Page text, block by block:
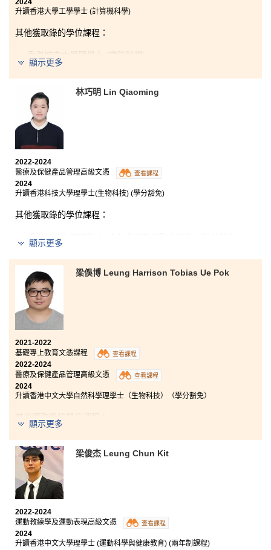
學。我很期待可以將在書院所學到的知識和技能運用出
2024
升讀香港大學工學學士 (計算機科學)
其他獲取錄的學位課程：
香港城市大學理學士 (電腦科學)
僅用言語無法完全表達我對書院和過去兩年教導我的講
師的感激之情。感謝你們為我提供了豐富愉快的學習體
驗，不僅在學業上幫助我，也讓我找到了未來的目標。
如果你是這個課程或者資訊科技行業的新手，不必因那
些程式碼或艱澀的術語而感到恐懼，因為講師們都非常
樂意幫助你。
顯示更多
林巧明 Lin Qiaoming
2022-2024
醫療及保健產品管理高級文憑
查看課程
2024
升讀香港科技大學理學士(生物科技) (學分豁免)
其他獲取錄的學位課程：
香港科技大學理學士 (生物化學及細胞生物學) (學分豁免)
透過這兩年在書院的學習，我從醫療及保健產品管理高
級文憑課程中學會了微生物學、藥理學和解剖生理學等
的基礎知識，令我獲益良多。同時也令我對醫療行業更
加感興趣。最後，我要感謝導師們的悉心教導，並給予
我很多關於升學方面的建議和幫助，亦感激書院對我們
各方面的支持。
顯示更多
梁俁博 Leung Harrison Tobias Ue Pok
2021-2022
基礎專上教育文憑課程
查看課程
2022-2024
醫療及保健產品管理高級文憑
查看課程
2024
升讀香港中文大學自然科學理學士（生物科技）（學分豁免）
香港理工大學檢測及認證分析科學（榮譽）理學士
香港城市大學理學士（生物科學）
香港城市大學理學士（生物醫學）
修讀兩年的醫療及保健產品管理高級文憑課程，讓我認
識了各種醫療設備及藥物的重要性，更深入了解疾病感
染的概念與人體的結構和運作，實在令我獲益良多。 這
顯示更多
梁俊杰 Leung Chun Kit
2022-2024
運動教練學及運動表現高級文憑
查看課程
2024
升讀香港中文大學理學士 (運動科學與健康教育) (兩年制課程)